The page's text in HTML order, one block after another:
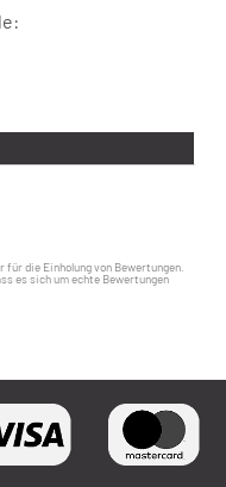
die Einholung von Bewertungen.
es sich um echte Bewertungen